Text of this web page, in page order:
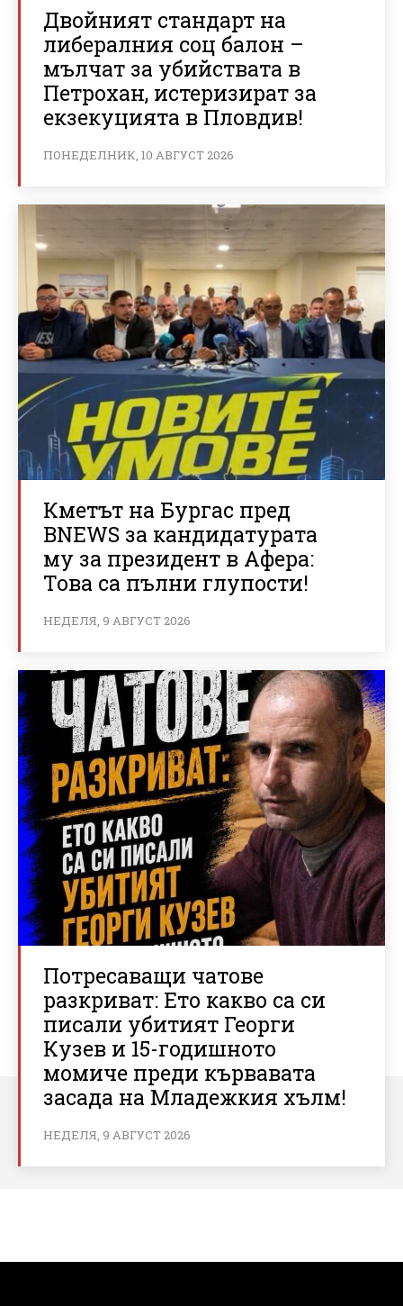
Двойният стандарт на
либералния соц балон –
мълчат за убийствата в
Петрохан, истеризират за
екзекуцията в Пловдив!
ПОНЕДЕЛНИК, 10 АВГУСТ 2026
Кметът на Бургас пред
BNEWS за кандидатурата
му за президент в Афера:
Това са пълни глупости!
НЕДЕЛЯ, 9 АВГУСТ 2026
Потресаващи чатове
разкриват: Ето какво са си
писали убитият Георги
Кузев и 15-годишното
момиче преди кървавата
засада на Младежкия хълм!
НЕДЕЛЯ, 9 АВГУСТ 2026